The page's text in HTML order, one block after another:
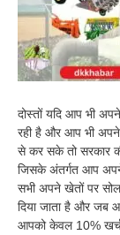
दोस्तों यदि आप भी
रही है और आप भी अपने
से कर सके तो सरकार
जिसके अंतर्गत आप
सभी अपने खेतों पर
दिया जाता है और जब
आपको केवल 10%